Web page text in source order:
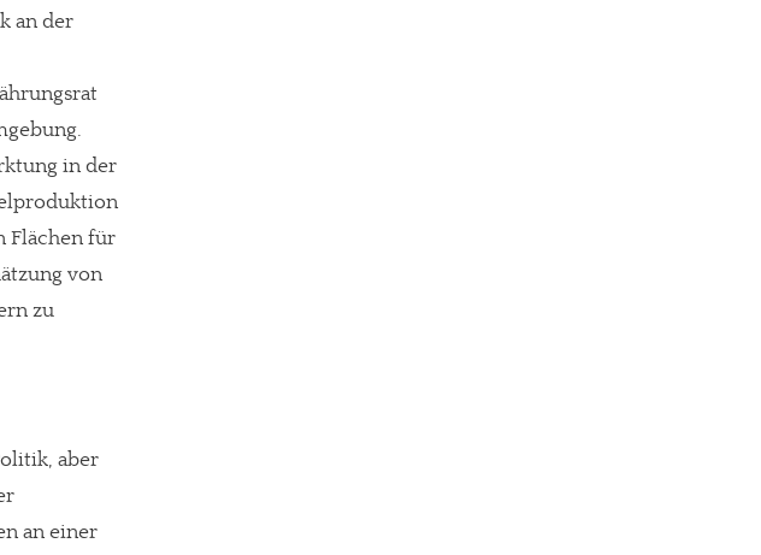
an der
in der
Flächen für
von
zu
aber
an einer